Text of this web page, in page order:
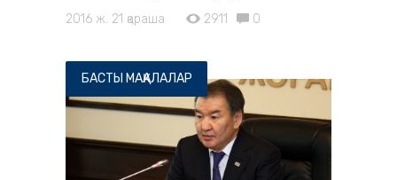
2016 ж. 21 қараша 2911 0
БАСТЫ МАҚАЛАЛАР